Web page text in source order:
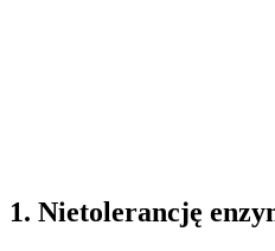
1. Nietolerancję